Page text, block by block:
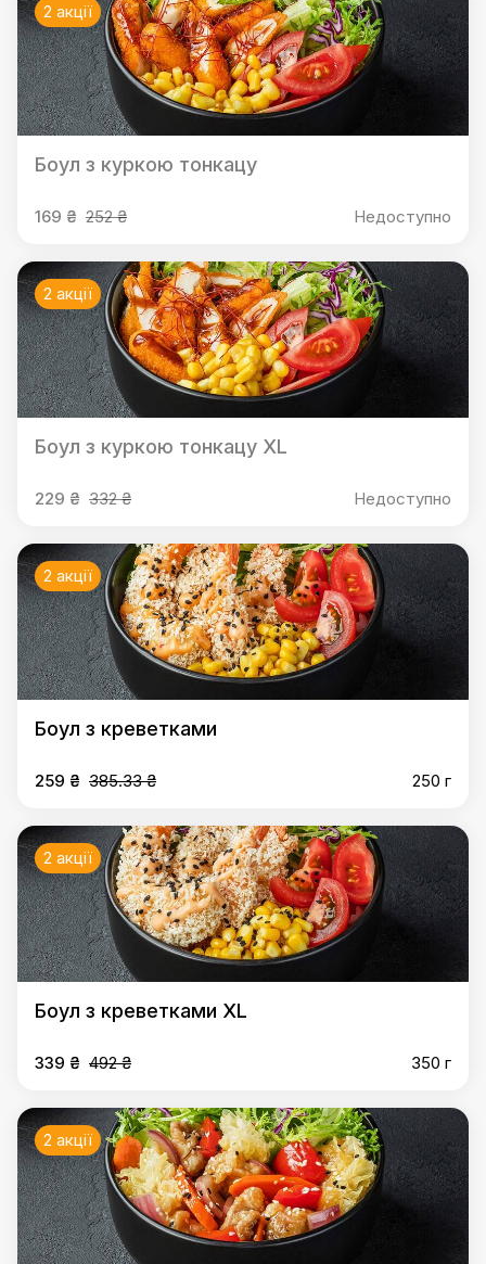
2 акції
Боул з куркою тонкацу
169 ₴ 252 ₴ Недоступно
2 акції
Боул з куркою тонкацу XL
229 ₴ 332 ₴ Недоступно
2 акції
Боул з креветками
259 ₴ 385.33 ₴ 250 г
2 акції
Боул з креветками XL
339 ₴ 492 ₴ 350 г
2 акції